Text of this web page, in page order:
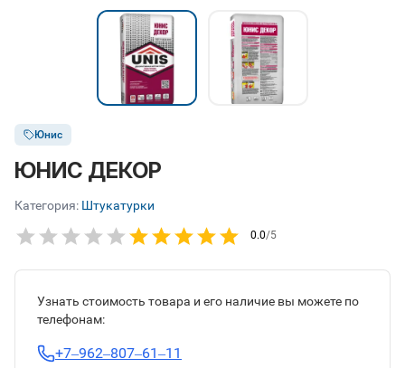
Юнис
ЮНИС ДЕКОР
Категория: Штукатурки
0.0/5
Узнать стоимость товара и его наличие вы можете по
телефонам:
+7‒962‒807‒61‒11